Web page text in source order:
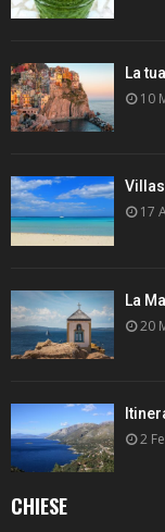
La
10
17
La
20
2
CHIESE